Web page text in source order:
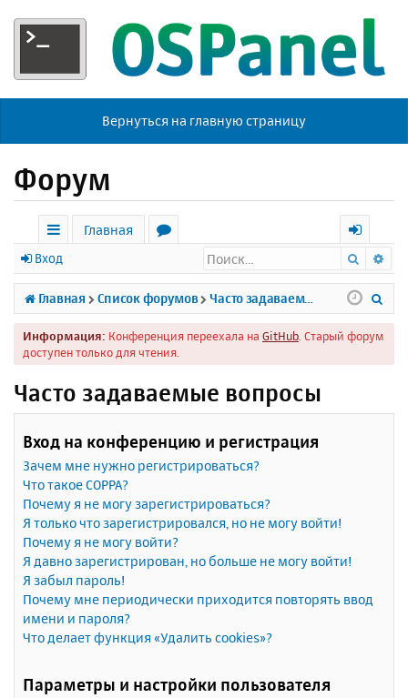
Вернуться на главную страницу
Форум
с
ы
л
к
Главная
р
у
м
х
о
д
Вход Поиск
Главная Список форумов Часто задаваемые вопросы
Информация: Конференция переехала на GitHub . Старый форум
доступен только для чтения.
Часто задаваемые вопросы
Вход на конференцию и регистрация
Зачем мне нужно регистрироваться?
Что такое COPPA?
Почему я не могу зарегистрироваться?
Я только что зарегистрировался, но не могу войти!
Почему я не могу войти?
Я давно зарегистрирован, но больше не могу войти!
Я забыл пароль!
Почему мне периодически приходится повторять ввод
имени и пароля?
Что делает функция «Удалить cookies»?
Параметры и настройки пользователя